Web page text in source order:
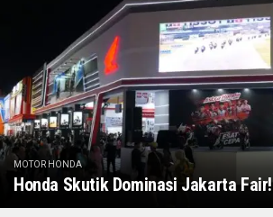
MOTOR HONDA
Honda Skutik Dominasi Jakarta Fair!